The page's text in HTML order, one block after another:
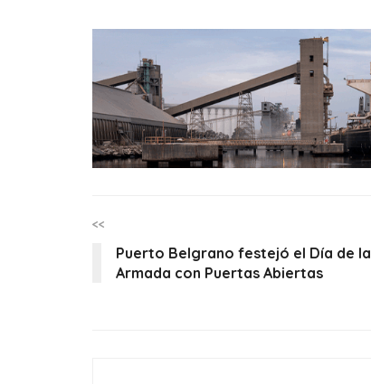
<<
Puerto Belgrano festejó el Día de la
Armada con Puertas Abiertas